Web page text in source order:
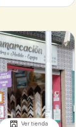
Ver tienda